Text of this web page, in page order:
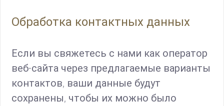
Обработка контактных данных
Если вы свяжетесь с нами как оператор
веб-сайта через предлагаемые варианты
контактов, ваши данные будут
сохранены, чтобы их можно было